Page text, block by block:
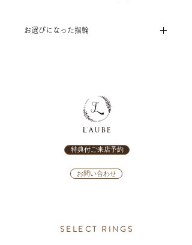
お選びになった指輪
特典付ご来店予約
お問い合わせ
SELECT RINGS